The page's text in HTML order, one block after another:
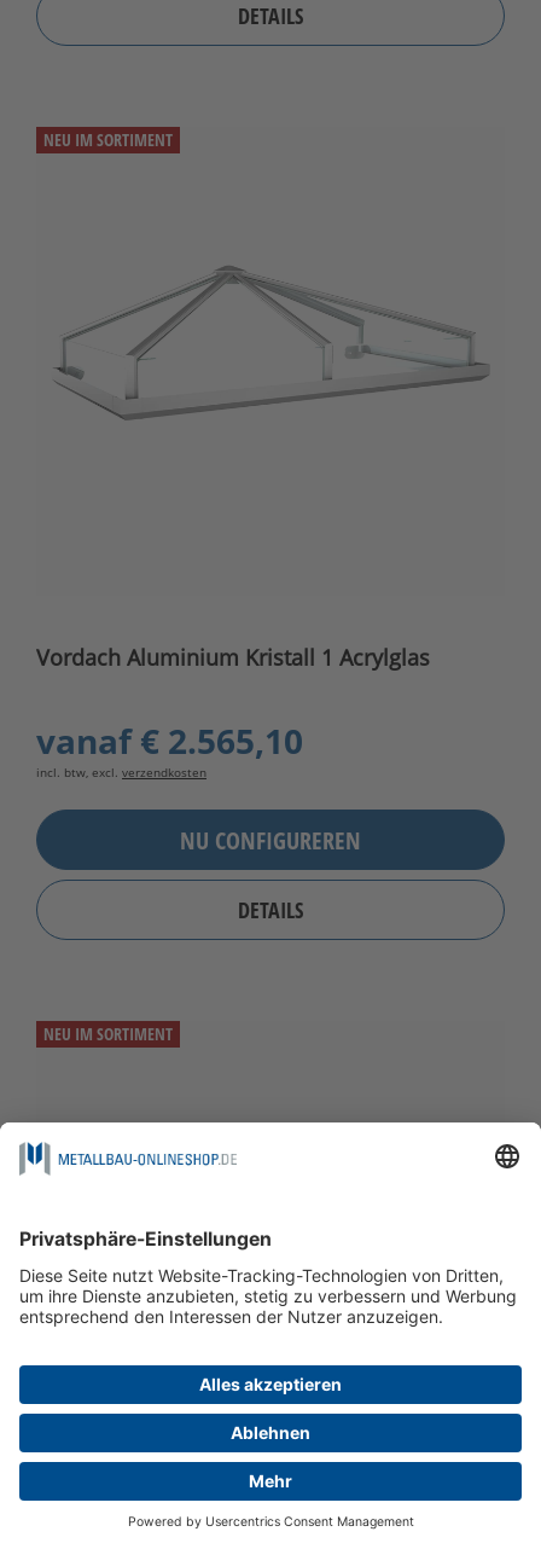
DETAILS
NEU IM SORTIMENT
Vordach Aluminium Kristall 1 Acrylglas
vanaf€ 2.565,10
incl. btw, excl. verzendkosten
NU CONFIGUREREN
DETAILS
NEU IM SORTIMENT